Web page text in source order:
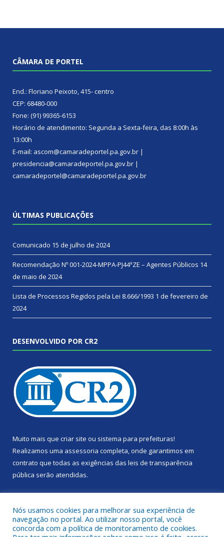
CÂMARA DE PORTEL
End.: Floriano Peixoto, 415- centro
CEP: 68480-000
Fone: (91) 99365-6153
Horário de atendimento: Segunda a Sexta-feira, das 8:00h às
13:00h
E-mail: ascom@camaradeportel.pa.gov.br |
presidencia@camaradeportel.pa.gov.br |
camaradeportel@camaradeportel.pa.gov.br
ÚLTIMAS PUBLICAÇÕES
Comunicado 15 de julho de 2024
Recomendação Nº 001-2024-MPPA-PJ44ªZE – Agentes Públicos 14
de maio de 2024
Lista de Processos Regidos pela Lei 8.666/1993 1 de fevereiro de
2024
DESENVOLVIDO POR CR2
Muito mais que criar site ou sistema para prefeituras!
Realizamos uma assessoria completa, onde garantimos em
contrato que todas as exigências das leis de transparência
pública serão atendidas.
Nós usamos cookies para melhorar sua experiência de
navegação no portal. Ao utilizar nosso portal, você
concorda com a política de monitoramento de cookies.